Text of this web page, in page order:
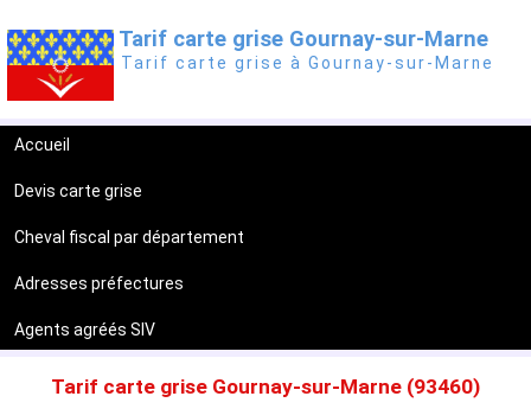
Tarif carte grise Gournay-sur-Marne
Tarif carte grise à Gournay-sur-Marne
Accueil
Devis carte grise
Cheval fiscal par département
Adresses préfectures
Agents agréés SIV
Tarif carte grise Gournay-sur-Marne (93460)